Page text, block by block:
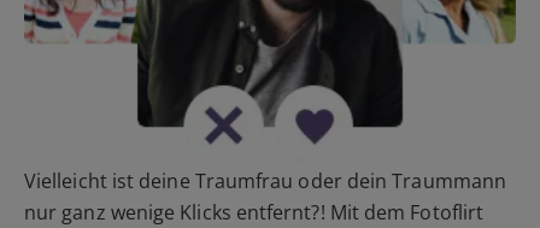
Vielleicht ist deine Traumfrau oder dein Traummann
nur ganz wenige Klicks entfernt?! Mit dem Fotoflirt